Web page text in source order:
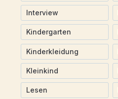
Interview
Kindergarten
Kinderkleidung
Kleinkind
Lesen